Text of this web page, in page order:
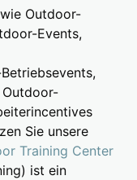
Outdoor-
Events,
Sie unsere
Training Center
ist ein